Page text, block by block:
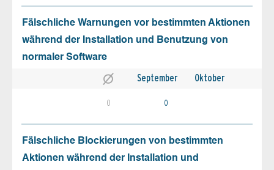
Fälschliche Warnungen vor bestimmten Aktionen
während der Installation und Benutzung von
normaler Software
September Oktober
0 0
Fälschliche Blockierungen von bestimmten
Aktionen während der Installation und